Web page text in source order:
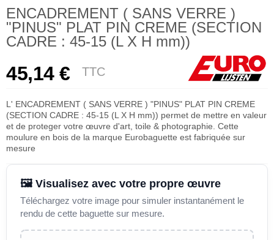
ENCADREMENT ( SANS VERRE )
"PINUS" PLAT PIN CREME (SECTION
CADRE : 45-15 (L X H mm))
45,14 € TTC
L' ENCADREMENT ( SANS VERRE ) "PINUS" PLAT PIN CREME
(SECTION CADRE : 45-15 (L X H mm)) permet de mettre en valeur
et de proteger votre œuvre d'art, toile & photographie. Cette
moulure en bois de la marque Eurobaguette est fabriquée sur
mesure
🖼️ Visualisez avec votre propre œuvre
Téléchargez votre image pour simuler instantanément le
rendu de cette baguette sur mesure.